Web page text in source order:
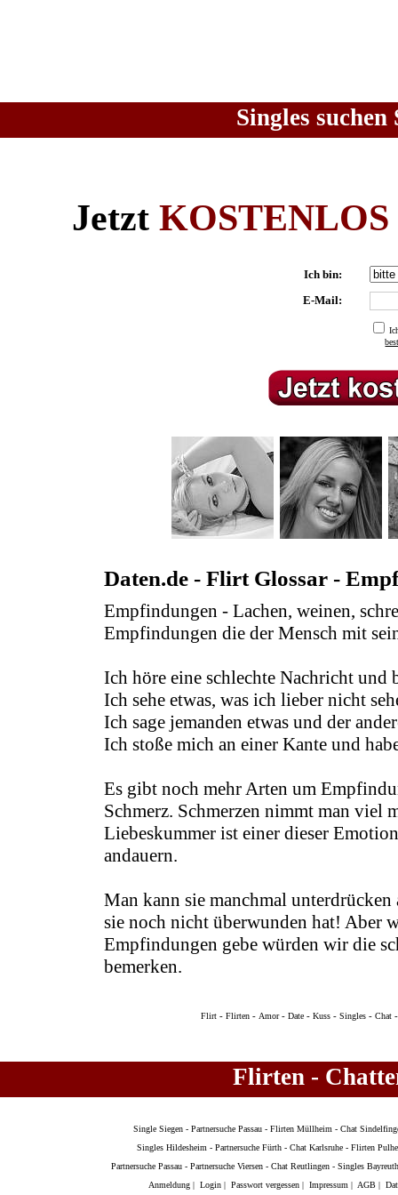
Singles
Jetzt KOSTENLOS
Ich bin:
E-Mail:
Daten.de - Flirt Glossar -
Empfindungen - Lachen, weinen,
Empfindungen die der Mensch mit
Ich höre eine schlechte Nachricht
Ich sehe etwas, was ich lieber nicht
Ich sage jemanden etwas und der
Ich stoße mich an einer Kante und
Es gibt noch mehr Arten um
Schmerz. Schmerzen nimmt man viel
Liebeskummer ist einer dieser
andauern.
Man kann sie manchmal
sie noch nicht überwunden hat! Aber
Empfindungen gebe würden wir die
bemerken.
Flirt -Flirten - Amor-Date -Kuss -Singles -Chat
Flirten -
Single Siegen -Partnersuche Passau -Flirten Müllheim -Chat
Singles Hildesheim -Partnersuche Fürth -Chat Karlsruhe -Flirten
Partnersuche Passau -Partnersuche Viersen -Chat Reutlingen -Singles
Anmeldung | Login | Passwort vergessen | Impressum | AGB |